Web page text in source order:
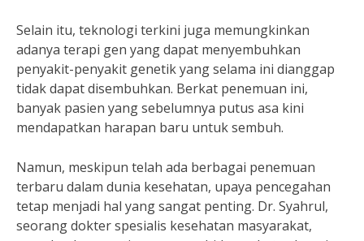
Selain itu, teknologi terkini juga memungkinkan
adanya terapi gen yang dapat menyembuhkan
penyakit-penyakit genetik yang selama ini dianggap
tidak dapat disembuhkan. Berkat penemuan ini,
banyak pasien yang sebelumnya putus asa kini
mendapatkan harapan baru untuk sembuh.
Namun, meskipun telah ada berbagai penemuan
terbaru dalam dunia kesehatan, upaya pencegahan
tetap menjadi hal yang sangat penting. Dr. Syahrul,
seorang dokter spesialis kesehatan masyarakat,